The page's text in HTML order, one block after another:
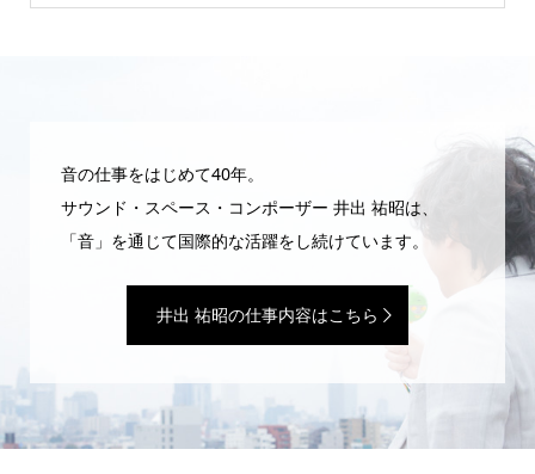
音の仕事をはじめて40年。
サウンド・スペース・コンポーザー 井出 祐昭は、
「音」を通じて国際的な活躍をし続けています。
井出 祐昭の仕事内容はこちら